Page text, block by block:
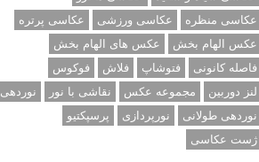
عکاسی منظره
عکاسی ورزشی
عکاسی پرتره
عکس الهام بخش
عکس های الهام بخش
فاصله کانونی
فتوشاپ فلاش
فوکوس
لنز دوربین
مجموعه عکس نقاشی با نور
نوردهی
نوردهی طولانی
نورپردازی
پرسپکتیو
ژست عکاسی